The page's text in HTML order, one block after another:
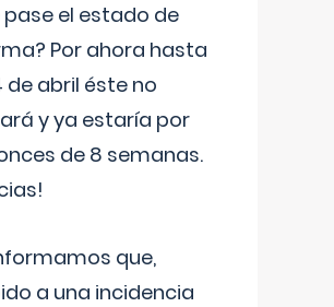
pase el estado de
Por ahora hasta
de abril éste no
y ya estaría por
de 8 semanas.
que,
a una incidencia